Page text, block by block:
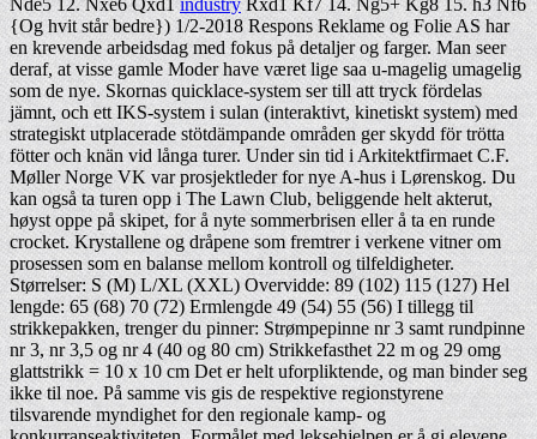
Nde5 12. Nxe6 Qxd1industryRxd1 Kf7 14. Ng5+ Kg8 15. h3 Nf6
{Og hvit står bedre}) 1/2-2018 Respons Reklame og Folie AS har
en krevende arbeidsdag med fokus på detaljer og farger. Man seer
deraf, at visse gamle Moder have været lige saa u-magelig umagelig
som de nye. Skornas quicklace-system ser till att tryck fördelas
jämnt, och ett IKS-system i sulan (interaktivt, kinetiskt system) med
strategiskt utplacerade stötdämpande områden ger skydd för trötta
fötter och knän vid långa turer. Under sin tid i Arkitektfirmaet C.F.
Møller Norge VK var prosjektleder for nye A-hus i Lørenskog. Du
kan også ta turen opp i The Lawn Club, beliggende helt akterut,
høyst oppe på skipet, for å nyte sommerbrisen eller å ta en runde
crocket. Krystallene og dråpene som fremtrer i verkene vitner om
prosessen som en balanse mellom kontroll og tilfeldigheter.
Størrelser: S (M) L/XL (XXL) Overvidde: 89 (102) 115 (127) Hel
lengde: 65 (68) 70 (72) Ermlengde 49 (54) 55 (56) I tillegg til
strikkepakken, trenger du pinner: Strømpepinne nr 3 samt rundpinne
nr 3, nr 3,5 og nr 4 (40 og 80 cm) Strikkefasthet 22 m og 29 omg
glattstrikk = 10 x 10 cm Det er helt uforpliktende, og man binder seg
ikke til noe. På samme vis gis de respektive regionstyrene
tilsvarende myndighet for den regionale kamp- og